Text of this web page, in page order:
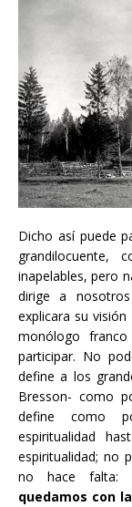
Dicho así puede
grandilocuente,
inapelables, pero
dirige a
explicara su
monólogo
participar. No
define a los
Bresson- como
define como
espiritualidad
espiritualidad; no
no hace falta:
quedamos con